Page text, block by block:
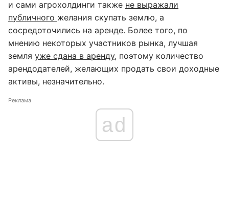
и сами агрохолдинги также не выражали
публичного желания скупать землю, а
сосредоточились на аренде. Более того, по
мнению некоторых участников рынка, лучшая
земля уже сдана в аренду, поэтому количество
арендодателей, желающих продать свои доходные
активы, незначительно.
Реклама
ad